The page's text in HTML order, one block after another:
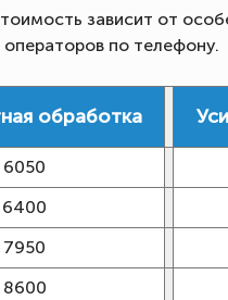
зависит от
по телефону.
обработка
6050
6400
7950
8600